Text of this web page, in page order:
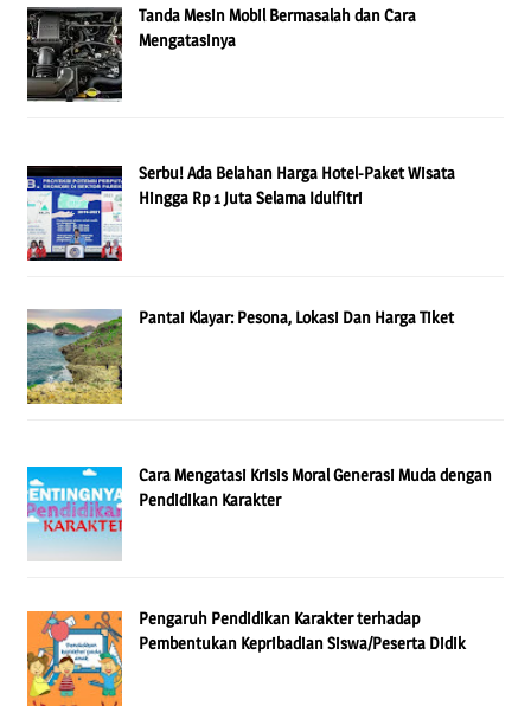
Tanda Mesin Mobil Bermasalah dan Cara
Mengatasinya
Serbu! Ada Belahan Harga Hotel-Paket Wisata
Hingga Rp 1 Juta Selama Idulfitri
Pantai Klayar: Pesona, Lokasi Dan Harga Tiket
Cara Mengatasi Krisis Moral Generasi Muda dengan
Pendidikan Karakter
Pengaruh Pendidikan Karakter terhadap
Pembentukan Kepribadian Siswa/Peserta Didik